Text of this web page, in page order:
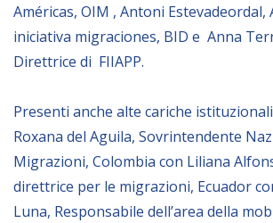
Américas, OIM , Antoni Estevadeordal,
iniciativa migraciones, BID e Anna
Direttrice di FIIAPP.
Presenti anche alte cariche
Roxana del Aguila, Sovrintendente
Migrazioni, Colombia con Liliana
direttrice per le migrazioni, Ecuador
Luna, Responsabile dell’area della